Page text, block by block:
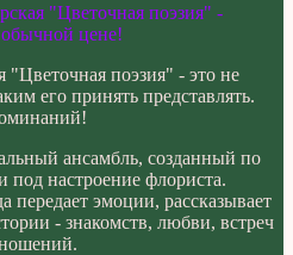
"Цветочная поэзия" -
цене!
"Цветочная поэзия" - это не
его принять представлять.
ансамбль, созданный по
под настроение флориста.
передает эмоции, рассказывает
- знакомств, любви, встреч